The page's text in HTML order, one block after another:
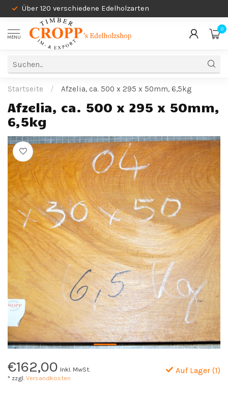
Über 120 verschiedene Edelholzarten
MENU
0
Startseite / Afzelia, ca. 500 x 295 x 50mm, 6,5kg
Afzelia, ca. 500 x 295 x 50mm,
6,5kg
€162,00 Inkl. MwSt.
* zzgl. Versandkosten
Auf Lager (1)